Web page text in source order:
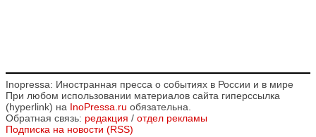
Inopressa: Иностранная пресса о событиях в России и в мире
При любом использовании материалов сайта гиперссылка
(hyperlink) на InoPressa.ru обязательна.
Обратная связь: редакция / отдел рекламы
Подписка на новости (RSS)